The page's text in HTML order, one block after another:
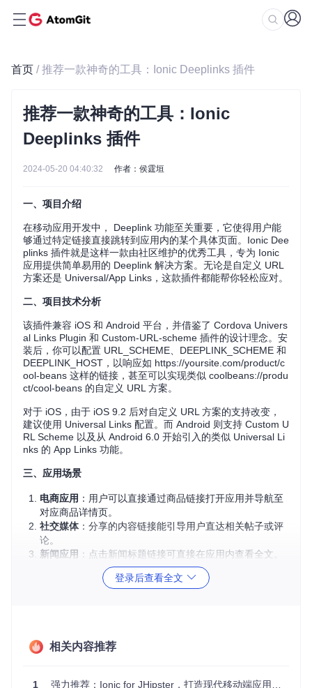
首页 / 推荐一款神奇的工具：Ionic Deeplinks 插件
推荐一款神奇的工具：Ionic
Deeplinks 插件
2024-05-20 04:40:32 作者：侯霆垣
一、项目介绍
在移动应用开发中， Deeplink 功能至关重要，它使得用户能
够通过特定链接直接跳转到应用内的某个具体页面。Ionic Dee
plinks 插件就是这样一款由社区维护的优秀工具，专为 Ionic
应用提供简单易用的 Deeplink 解决方案。无论是自定义 URL
方案还是 Universal/App Links，这款插件都能帮你轻松应对。
二、项目技术分析
该插件兼容 iOS 和 Android 平台，并借鉴了 Cordova Univers
al Links Plugin 和 Custom-URL-scheme 插件的设计理念。安
装后，你可以配置 URL_SCHEME、DEEPLINK_SCHEME 和
DEEPLINK_HOST，以响应如 https://yoursite.com/product/c
ool-beans 这样的链接，甚至可以实现类似 coolbeans://produ
ct/cool-beans 的自定义 URL 方案。
对于 iOS，由于 iOS 9.2 后对自定义 URL 方案的支持改变，
建议使用 Universal Links 配置。而 Android 则支持 Custom U
RL Scheme 以及从 Android 6.0 开始引入的类似 Universal Li
nks 的 App Links 功能。
三、应用场景
电商应用 ：用户可以直接通过商品链接打开应用并导航至
对应商品详情页。
社交媒体：分享的内容链接能引导用户直达相关帖子或评
论。
新闻应用 ：点击新闻标题链接可直接在应用内查看全文。
：预订服务的确认邮件中的链接直接跳转到预约
nk 功能。
登录后查看全文
相关内容推荐
1 强力推荐：Ionic for JHipster，打造现代移动端应用的快捷途径